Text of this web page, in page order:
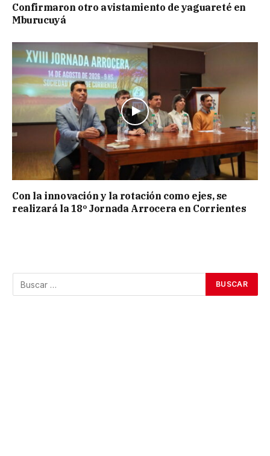
Confirmaron otro avistamiento de yaguareté en
Mburucuyá
Con la innovación y la rotación como ejes, se
realizará la 18º Jornada Arrocera en Corrientes